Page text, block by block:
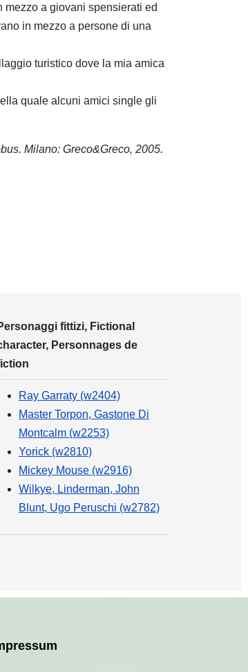
a giovani spensierati ed
in mezzo a persone di una
turistico dove la mia amica
quale alcuni amici single gli
Milano: Greco&Greco, 2005.
fittizi, Fictional
Personnages de
Ray Garraty (w2404)
Master Torpon, Gastone Di
Montcalm (w2253)
Yorick (w2810)
Mickey Mouse (w2916)
Wilkye, Linderman, John
Blunt, Ugo Peruschi (w2782)